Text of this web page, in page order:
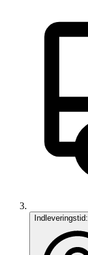
Indleveringstid: